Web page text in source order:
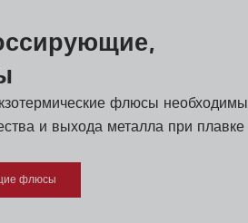
флюсы необходимы
и выхода металла при плавке
флюсы